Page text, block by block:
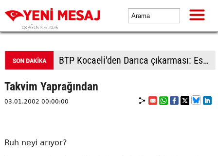
08 AĞUSTOS 2026
BTP Kocaeli'den Darıca çıkarması: Esnaf ve derneklerden yoğun ilgi
Takvim Yaprağından
03.01.2002 00:00:00
Ruh neyi arıyor?